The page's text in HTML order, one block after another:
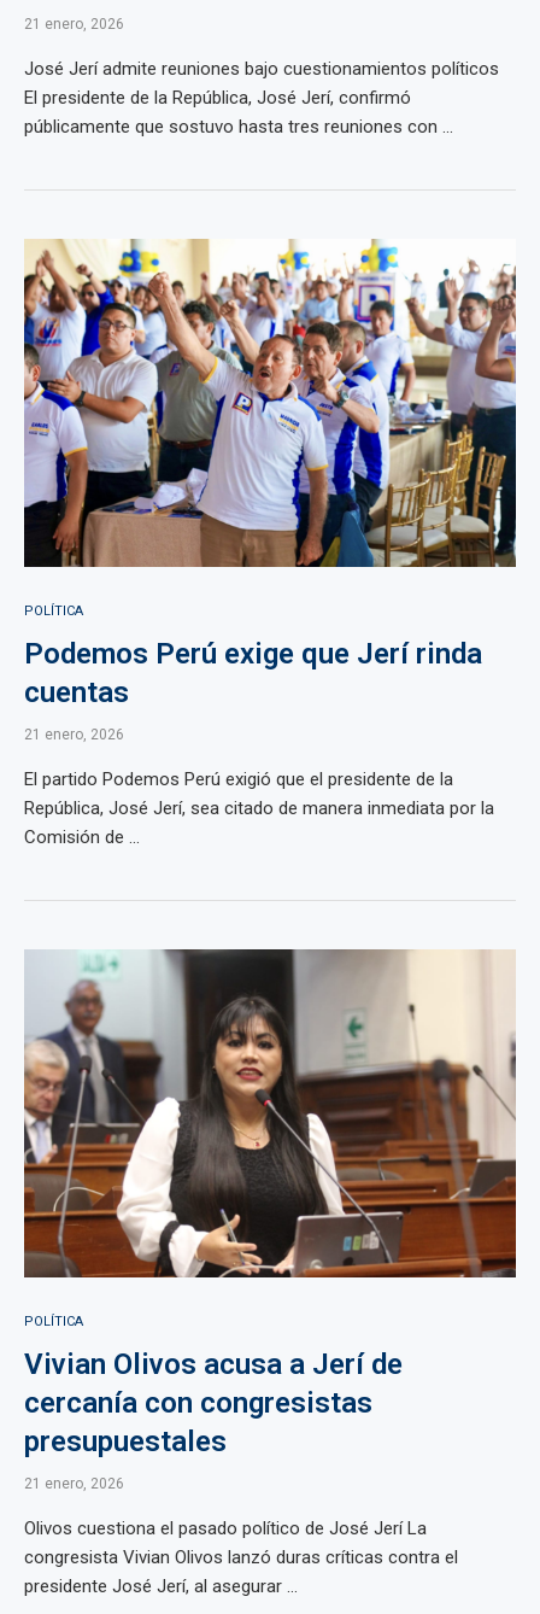
21 enero, 2026
José Jerí admite reuniones bajo cuestionamientos políticos
El presidente de la República, José Jerí, confirmó
públicamente que sostuvo hasta tres reuniones con ...
POLÍTICA
Podemos Perú exige que Jerí rinda
cuentas
21 enero, 2026
El partido Podemos Perú exigió que el presidente de la
República, José Jerí, sea citado de manera inmediata por la
Comisión de ...
POLÍTICA
Vivian Olivos acusa a Jerí de
cercanía con congresistas
presupuestales
21 enero, 2026
Olivos cuestiona el pasado político de José Jerí La
congresista Vivian Olivos lanzó duras críticas contra el
presidente José Jerí, al asegurar ...